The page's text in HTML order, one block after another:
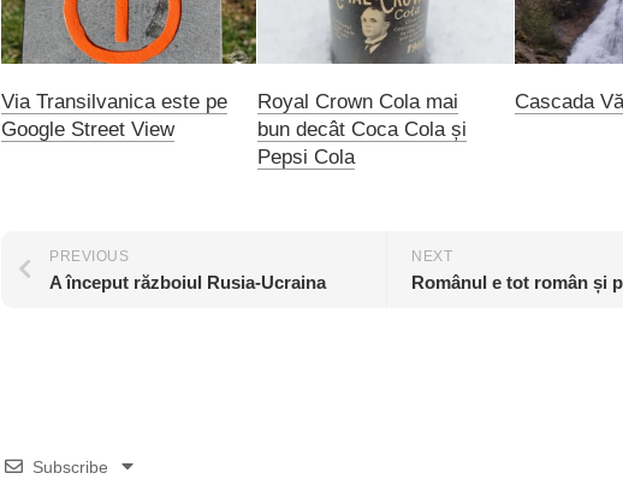
Via Transilvanica este pe
Google Street View
Royal Crown Cola mai
bun decât Coca Cola și
Pepsi Cola
Cascada
NEXT
PREVIOUS
A început războiul Rusia-Ucraina
Subscribe